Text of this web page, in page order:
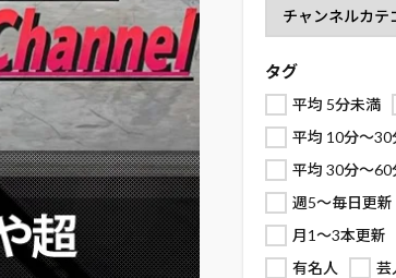
タグ
平均 5分未満
平均 10分～30
平均 30分～60
週5～毎日更新
月1～3本更新
有名人
芸